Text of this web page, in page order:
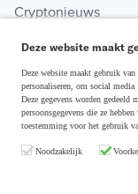
Cryptonieuws
Crypto koopgids
Investeren in crypto
Disclaimer & Privacy
Deze website maakt
Deze website maakt gebruik
personaliseren, om social media
Deze gegevens worden gedeeld
persoonsgegevens die ze
toestemming voor het gebruik
Noodzakelijk